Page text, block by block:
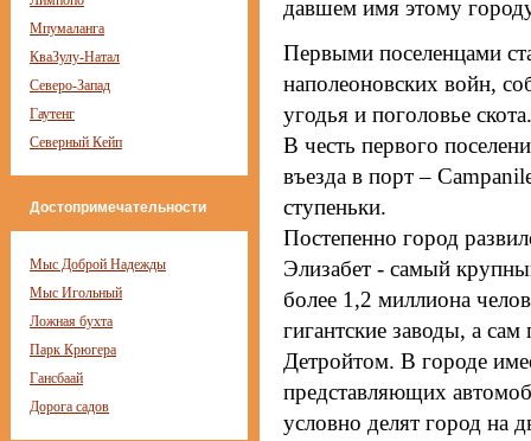
Мпумаланга
КваЗулу-Натал
Северо-Запад
Гаутенг
Северный Кейп
Достопримечательности
Мыс Доброй Надежды
Мыс Игольный
Ложная бухта
Парк Крюгера
Гансбаай
Дорога садов
давшем имя этому
Первыми поселенцами
наполеоновских войн,
угодья и поголовье скота.
В честь первого
въезда в порт –
ступеньки.
Постепенно город
Элизабет - самый
более 1,2 миллиона
гигантские заводы, а
Детройтом. В городе
представляющих
условно делят город на